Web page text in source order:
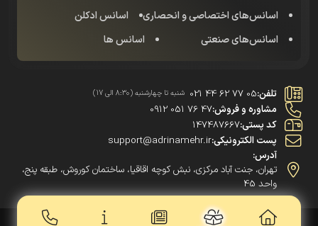
اسانس‌های اختصاصی و انحصاری
اسانس‌ ادکلن
اسانس‌های صنعتی
اسانس ها
تلفن:021 44 62 77 05 شنبه تا چهارشنبه (8:30 الی 17)
مشاوره و فروش:0912 051 76 47
کد پستی:147487667
پست الکترونیکی:support@adrinamehr.ir
آدرس:
تهران، جنت آباد مرکزی، نبش کوچه اقاقیا، ساختمان کوروش، طبقه پنج،
واحد 45